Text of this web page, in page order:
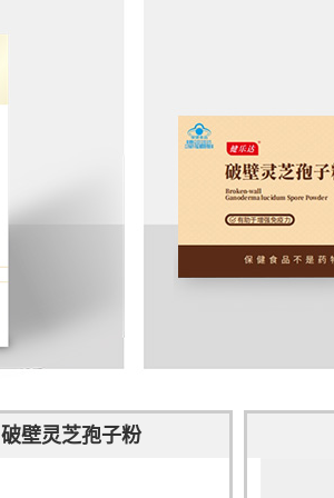
破壁灵芝孢子粉